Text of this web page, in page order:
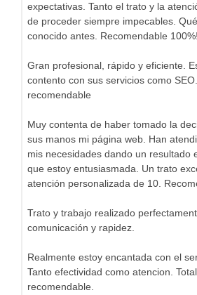
expectativas. Tanto el trato y la
de proceder siempre impecables.
conocido antes. Recomendable
Gran profesional, rápido y eficiente.
contento con sus servicios como
recomendable
Muy contenta de haber tomado la
sus manos mi página web. Han
mis necesidades dando un resultado
que estoy entusiasmada. Un trato
atención personalizada de 10.
Trato y trabajo realizado
comunicación y rapidez.
Realmente estoy encantada con el
Tanto efectividad como atencion.
recomendable.